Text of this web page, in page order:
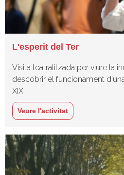
L'esperit del Ter
Visita teatralitzada per viure la
descobrir el funcionament
XIX.
Veure l'activitat